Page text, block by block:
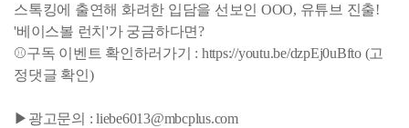
스톡킹에 출연해 화려한 입담을 선보인 OOO, 유튜브 진출!
'베이스볼 런치'가 궁금하다면?
⚾구독 이벤트 확인하러가기 : https://youtu.be/dzpEj0uBfto (고
정댓글 확인)
▶광고문의 : liebe6013@mbcplus.com